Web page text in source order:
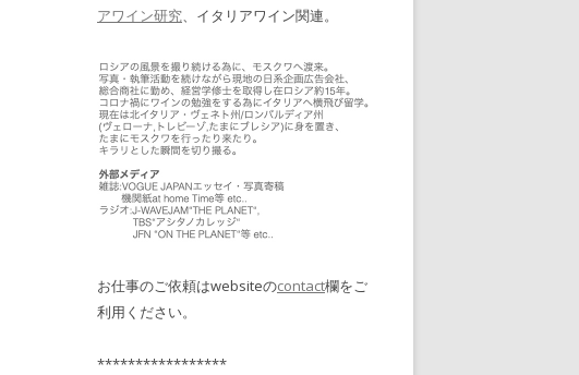
アワイン研究、イタリアワイン関連。
お仕事のご依頼はwebsiteのcontact欄をご
利用ください。
*****************